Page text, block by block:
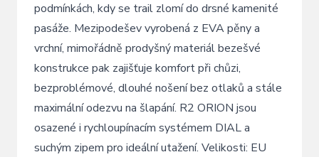
podmínkách, kdy se trail zlomí do drsné kamenité
pasáže. Mezipodešev vyrobená z EVA pěny a
vrchní, mimořádně prodyšný materiál bezešvé
konstrukce pak zajišťuje komfort při chůzi,
bezproblémové, dlouhé nošení bez otlaků a stále
maximální odezvu na šlapání. R2 ORION jsou
osazené i rychloupínacím systémem DIAL a
suchým zipem pro ideální utažení. Velikosti: EU